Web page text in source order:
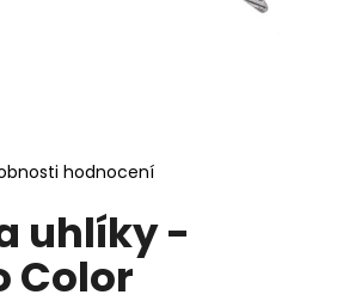
hodnocení
uhlíky -
Color
HLEDAT